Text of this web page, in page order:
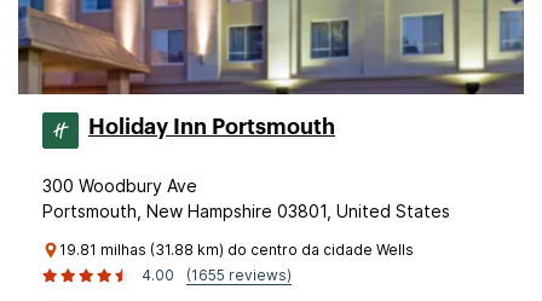
Holiday Inn Portsmouth
300 Woodbury Ave
Portsmouth, New Hampshire 03801, United States
19.81 milhas (31.88 km) do centro da cidade Wells
4.00
(1655 reviews)